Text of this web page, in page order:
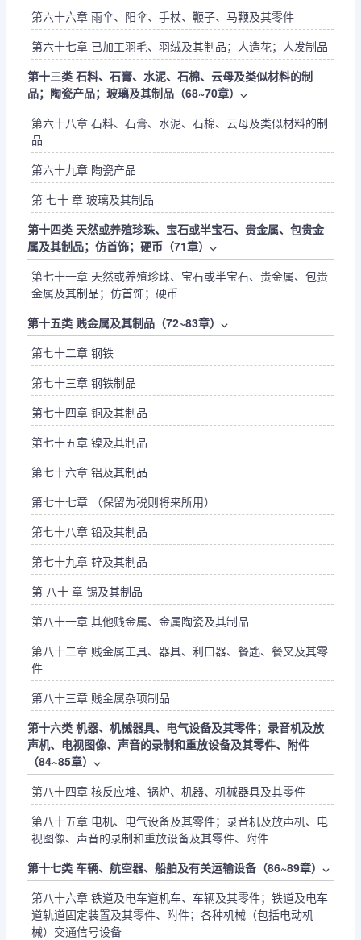
第六十六章 雨伞、阳伞、手杖、鞭子、马鞭及其零件
第六十七章 已加工羽毛、羽绒及其制品；人造花；人发制品
第十三类 石料、石膏、水泥、石棉、云母及类似材料的制
品；陶瓷产品；玻璃及其制品（68~70章） ⌵
第六十八章 石料、石膏、水泥、石棉、云母及类似材料的制
品
第六十九章 陶瓷产品
第 七十 章 玻璃及其制品
第十四类 天然或养殖珍珠、宝石或半宝石、贵金属、包贵金
属及其制品；仿首饰；硬币（71章） ⌵
第七十一章 天然或养殖珍珠、宝石或半宝石、贵金属、包贵
金属及其制品；仿首饰；硬币
第十五类 贱金属及其制品（72~83章） ⌵
第七十二章 钢铁
第七十三章 钢铁制品
第七十四章 铜及其制品
第七十五章 镍及其制品
第七十六章 铝及其制品
第七十七章 （保留为税则将来所用）
第七十八章 铅及其制品
第七十九章 锌及其制品
第 八十 章 锡及其制品
第八十一章 其他贱金属、金属陶瓷及其制品
第八十二章 贱金属工具、器具、利口器、餐匙、餐叉及其零
件
第八十三章 贱金属杂项制品
第十六类 机器、机械器具、电气设备及其零件；录音机及放
声机、电视图像、声音的录制和重放设备及其零件、附件
（84~85章） ⌵
第八十四章 核反应堆、锅炉、机器、机械器具及其零件
第八十五章 电机、电气设备及其零件；录音机及放声机、电
视图像、声音的录制和重放设备及其零件、附件
第十七类 车辆、航空器、船舶及有关运输设备（86~89章） ⌵
第八十六章 铁道及电车道机车、车辆及其零件；铁道及电车
道轨道固定装置及其零件、附件；各种机械（包括电动机
械）交通信号设备